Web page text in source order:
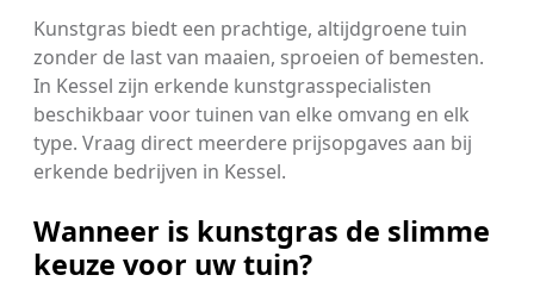
Kunstgras biedt een prachtige, altijdgroene tuin
zonder de last van maaien, sproeien of bemesten.
In Kessel zijn erkende kunstgrasspecialisten
beschikbaar voor tuinen van elke omvang en elk
type. Vraag direct meerdere prijsopgaves aan bij
erkende bedrijven in Kessel.
Wanneer is kunstgras de slimme
keuze voor uw tuin?